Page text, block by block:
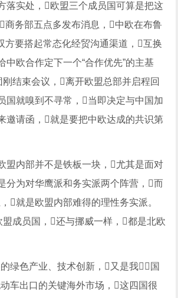
落实处，欧盟三个成员国可算是把这
商务部五点多发布消息，中欧在布鲁
方要搭起常态化经贸沟通渠道，互换
中欧合作定下一个“合作优先”的主基
刚结束会议，离开欧盟总部并启程回
国就嗅到不寻常，当即决定与中国加
邀请函，就是要把中欧达成的共识第
盟内部并不是铁板一块，尤其是面对
分为对华鹰派和务实派两个阵营，而
就是欧盟内部难得的理性务实派。
成员国，还与挪威一样，都是北欧
绿色产业、技术创新，又是我国
车出口的关键海外市场，这四国很